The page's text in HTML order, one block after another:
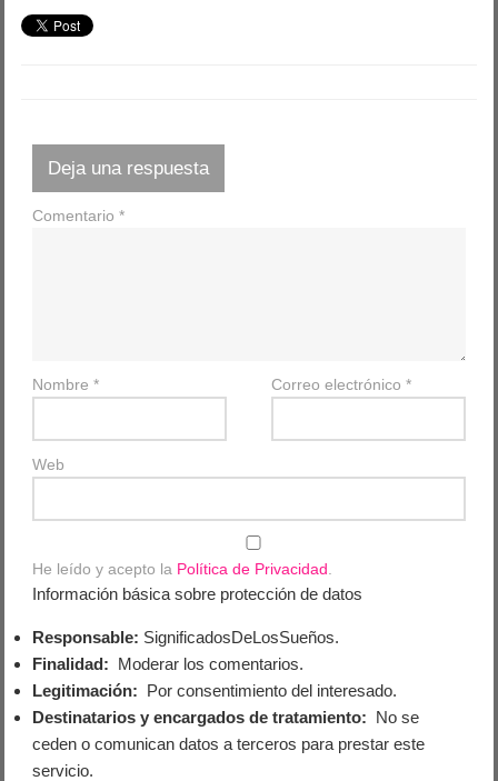
Deja una respuesta
Comentario*
Nombre* Correo electrónico *
Web
He leído y acepto la Política de Privacidad
Información básica sobre protección de datos
Responsable: SignificadosDeLosSueños.
Finalidad: Moderar los comentarios.
Legitimación: Por consentimiento del interesado.
Destinatarios y encargados de tratamiento: No se
ceden o comunican datos a terceros para prestar este
servicio.